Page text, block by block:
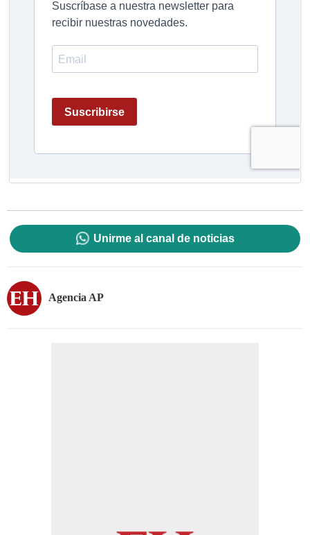
Unirme al canal de noticias
Agencia AP